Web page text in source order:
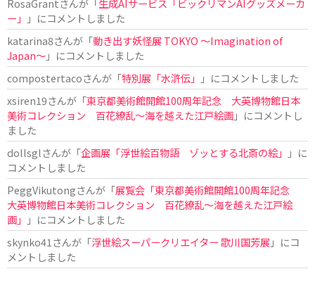
RosaGrantさんが「生成AIサービス「ビックリマンAIグッズメーカ
ー」
」にコメントしました
katarina8さんが「動き出す妖怪展 TOKYO 〜Imagination of
Japan〜」にコメントしました
compostertacoさんが「特別展「水滸伝」
」にコメントしました
xsiren19さんが「東京都美術館開館100周年記念 大英博物館日本
美術コレクション 百花繚乱～海を越えた江戸絵画」にコメントし
ました
dollsglさんが「企画展「浮世絵百物語 ゾッとする北斎の絵」
」に
コメントしました
PeggVikutongさんが「展覧会「東京都美術館開館100周年記念
大英博物館日本美術コレクション 百花繚乱〜海を越えた江戸絵
画」
」にコメントしました
skynko41 さんが「浮世絵スーパークリエイター 歌川国芳展 」にコ
メントしました